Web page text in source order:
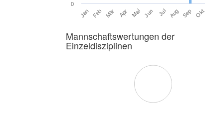
Jan Feb Mär Apr Mai Jun Jul Aug Sep Okt
0
Mannschaftswertungen der
Einzeldisziplinen